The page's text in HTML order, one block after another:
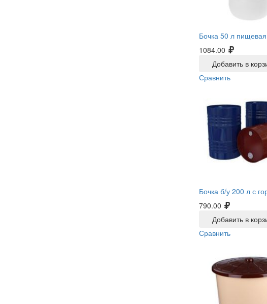
Бочка 50 л
1084.00
Добавить в
Сравнить
Бочка б/у 200 л с
790.00
Добавить в
Сравнить